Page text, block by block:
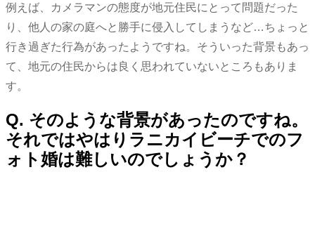
例えば、カメラマンの態度が地元住民にとって問題だった
り、他人の家の庭へと勝手に侵入してしまうなど…ちょっと
行き過ぎた行為があったようですね。そういった背景もあっ
て、地元の住民からは良く思われていないところもありま
す。
Q. そのような背景があったのですね。
それではやはりラニカイビーチでのフ
ォト婚は難しいのでしょうか？